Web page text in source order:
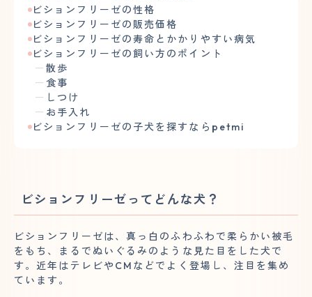
ビションフリーゼの性格
ビションフリーゼの販売価格
ビションフリーゼの寿命とかかりやすい病気
ビションフリーゼの飼い方のポイント
散歩
食事
しつけ
お手入れ
ビションフリーゼの子犬を探すならpetmi
ビションフリーゼってどんな犬？
ビションフリーゼは、真っ白のふわふわで柔らかい被毛
をもち、まるでぬいぐるみのような見た目をした犬で
す。近年はテレビやCMなどでよく登場し、注目を集め
ています。